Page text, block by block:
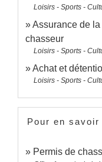
Loisirs - Sports -
Assurance de
chasseur
Loisirs - Sports -
Achat et
Loisirs - Sports -
Pour en savoir
Permis de